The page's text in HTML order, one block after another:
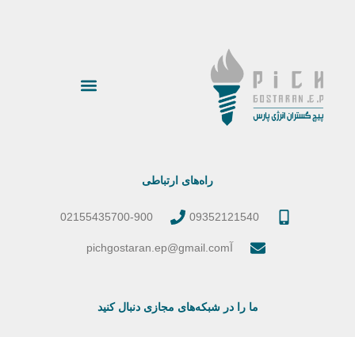
راه‌های ارتباطی
09352121540
02155435700-900
آpichgostaran.ep@gmail.com
ما را در شبکه‌های مجازی دنبال کنید